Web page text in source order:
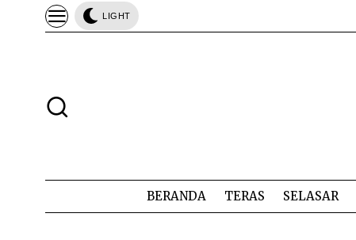
LIGHT
BERANDA TERAS SELASAR